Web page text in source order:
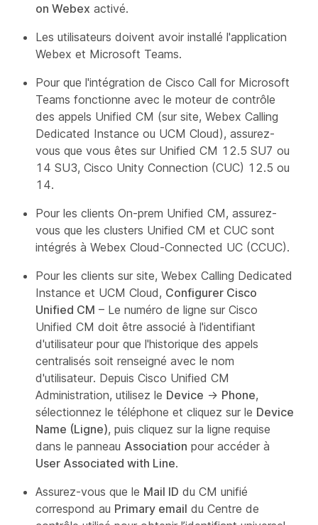
on Webex activé.
Les utilisateurs doivent avoir installé l'application
Webex et Microsoft Teams.
Pour que l'intégration de Cisco Call for Microsoft
Teams fonctionne avec le moteur de contrôle
des appels Unified CM (sur site, Webex Calling
Dedicated Instance ou UCM Cloud), assurez-
vous que vous êtes sur Unified CM 12.5 SU7 ou
14 SU3, Cisco Unity Connection (CUC) 12.5 ou
14.
Pour les clients On-prem Unified CM, assurez-
vous que les clusters Unified CM et CUC sont
intégrés à Webex Cloud-Connected UC (CCUC).
Pour les clients sur site, Webex Calling Dedicated
Instance et UCM Cloud, Configurer Cisco
Unified CM – Le numéro de ligne sur Cisco
Unified CM doit être associé à l'identifiant
d'utilisateur pour que l'historique des appels
centralisés soit renseigné avec le nom
d'utilisateur. Depuis Cisco Unified CM
Administration, utilisez le Device → Phone,
sélectionnez le téléphone et cliquez sur le Device
Name (Ligne), puis cliquez sur la ligne requise
dans le panneau Association pour accéder à
User Associated with Line.
Assurez-vous que le Mail ID du CM unifié
correspond au Primary email du Centre de